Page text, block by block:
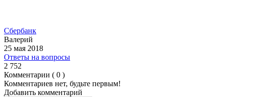
Сбербанк
Валерий
25 мая 2018
Ответы на вопросы
2 752
Комментарии ( 0 )
Комментариев нет, будьте первым!
Добавить комментарий